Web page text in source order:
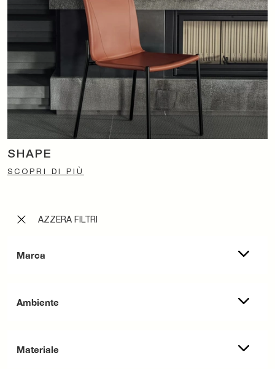
AZZERA FILTRI
Marca
Ambiente
Materiale
SHAPE
SCOPRI DI PIÙ